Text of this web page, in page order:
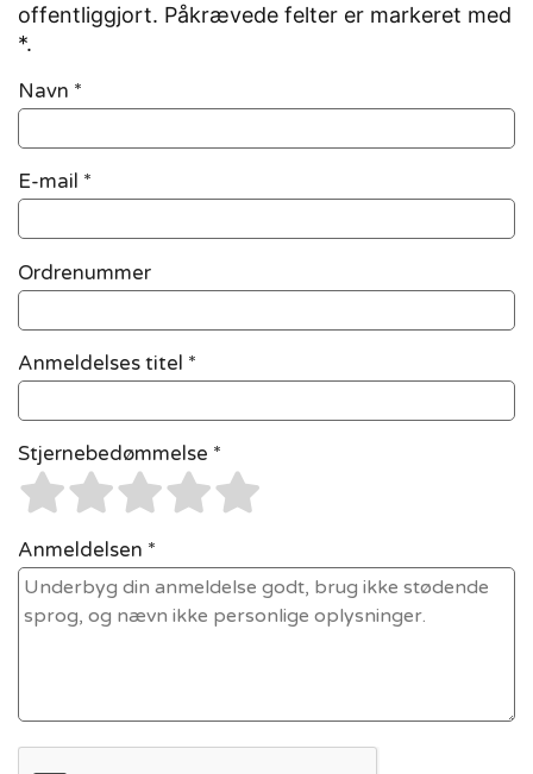
offentliggjort. Påkrævede felter er markeret med
*.
Navn *
E-mail *
Ordrenummer
Anmeldelses titel *
Stjernebedømmelse *
Anmeldelsen *